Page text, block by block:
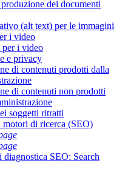
dei documenti
(alt text) per le immagini
i video
per i video
e privacy
di contenuti prodotti dalla
di contenuti non prodotti
soggetti ritratti
di ricerca (SEO)
SEO: Search